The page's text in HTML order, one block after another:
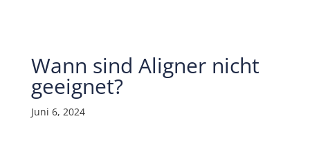
Wann sind Aligner nicht
geeignet?
Juni 6, 2024